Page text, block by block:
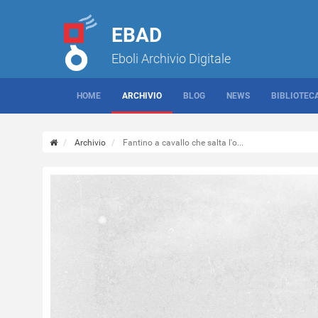
EBAD
Eboli Archivio Digitale
HOME ARCHIVIO BLOG NEWS
Archivio Fantino a cavallo che salta l'o...